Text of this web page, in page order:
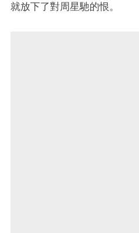
就放下了對周星馳的恨。